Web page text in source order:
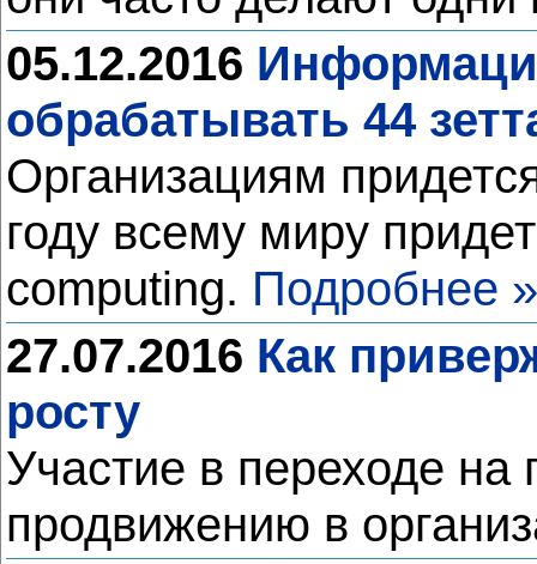
05.12.2016
обрабатывать 44
Организациям
году всему миру
computing. Подробнее »
27.07.2016 Как
росту
Участие в переходе
продвижению в